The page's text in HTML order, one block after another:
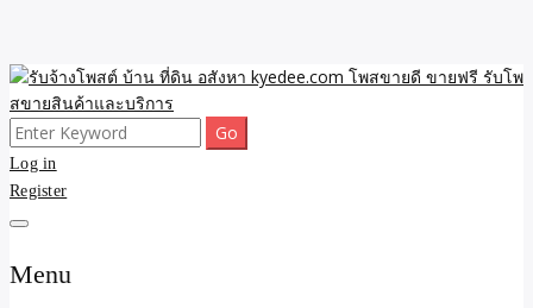
Skip
to
content
รับจ้างโพสต์ บ้าน ที่ดิน
อสังหา kyedee.com โพส
ขายดี ขายฟรี รับโพสขาย
ขายดี โพสประกาศขายสินค้าฟรี บ้าน ที่ดิน อสังหา รับโพสต์ประกาศขาย
ของ รับรองผล ดีที่สุดถูกที่สุด ติดหน้าแรกกูเกืล
Search
for:
Log in
Register
Menu